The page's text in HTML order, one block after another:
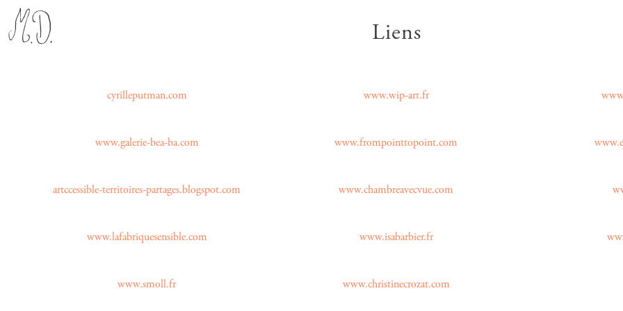
Liens
cyrilleputman.com
www.galerie-bea-ba.com
artccessible-territoires-partages.blogspot.com
www.lafabriquesensible.com
www.smoll.fr
www.wip-art.fr
www.frompointtopoint.com
www.chambreavecvue.com
www.isabarbier.fr
www.christinecrozat.com